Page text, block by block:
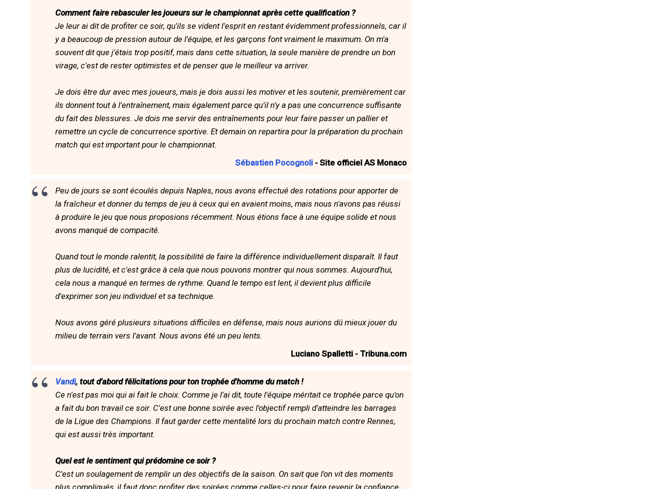
Comment faire rebasculer les joueurs sur le championnat après cette qualification ?
Je leur ai dit de profiter ce soir, qu'ils se vident l'esprit en restant évidemment professionnels, car il
y a beaucoup de pression autour de l'équipe, et les garçons font vraiment le maximum. On m'a
souvent dit que j'étais trop positif, mais dans cette situation, la seule manière de prendre un bon
virage, c'est de rester optimistes et de penser que le meilleur va arriver.
Je dois être dur avec mes joueurs, mais je dois aussi les motiver et les soutenir, premièrement car
ils donnent tout à l'entraînement, mais également parce qu'il n'y a pas une concurrence suffisante
du fait des blessures. Je dois me servir des entraînements pour leur faire passer un pallier et
remettre un cycle de concurrence sportive. Et demain on repartira pour la préparation du prochain
match qui est important pour le championnat.
Sébastien Pocognoli- Site officiel AS Monaco
Peu de jours se sont écoulés depuis Naples, nous avons effectué des rotations pour apporter de
la fraîcheur et donner du temps de jeu à ceux qui en avaient moins, mais nous n'avons pas réussi
à produire le jeu que nous proposions récemment. Nous étions face à une équipe solide et nous
avons manqué de compacité.
Quand tout le monde ralentit, la possibilité de faire la différence individuellement disparaît. Il faut
plus de lucidité, et c'est grâce à cela que nous pouvons montrer qui nous sommes. Aujourd'hui,
cela nous a manqué en termes de rythme. Quand le tempo est lent, il devient plus difficile
d'exprimer son jeu individuel et sa technique.
Nous avons géré plusieurs situations difficiles en défense, mais nous aurions dû mieux jouer du
milieu de terrain vers l'avant. Nous avons été un peu lents.
Luciano Spalletti - Tribuna.com
Vandi, tout d'abord félicitations pour ton trophée d'homme du match !
Ce n'est pas moi qui ai fait le choix. Comme je l'ai dit, toute l'équipe méritait ce trophée parce qu'on
a fait du bon travail ce soir. C'est une bonne soirée avec l'objectif rempli d'atteindre les barrages
de la Ligue des Champions. Il faut garder cette mentalité lors du prochain match contre Rennes,
qui est aussi très important.
Quel est le sentiment qui prédomine ce soir ?
C'est un soulagement de remplir un des objectifs de la saison. On sait que l'on vit des moments
plus compliqués, il faut donc profiter des soirées comme celles-ci pour faire revenir la confiance